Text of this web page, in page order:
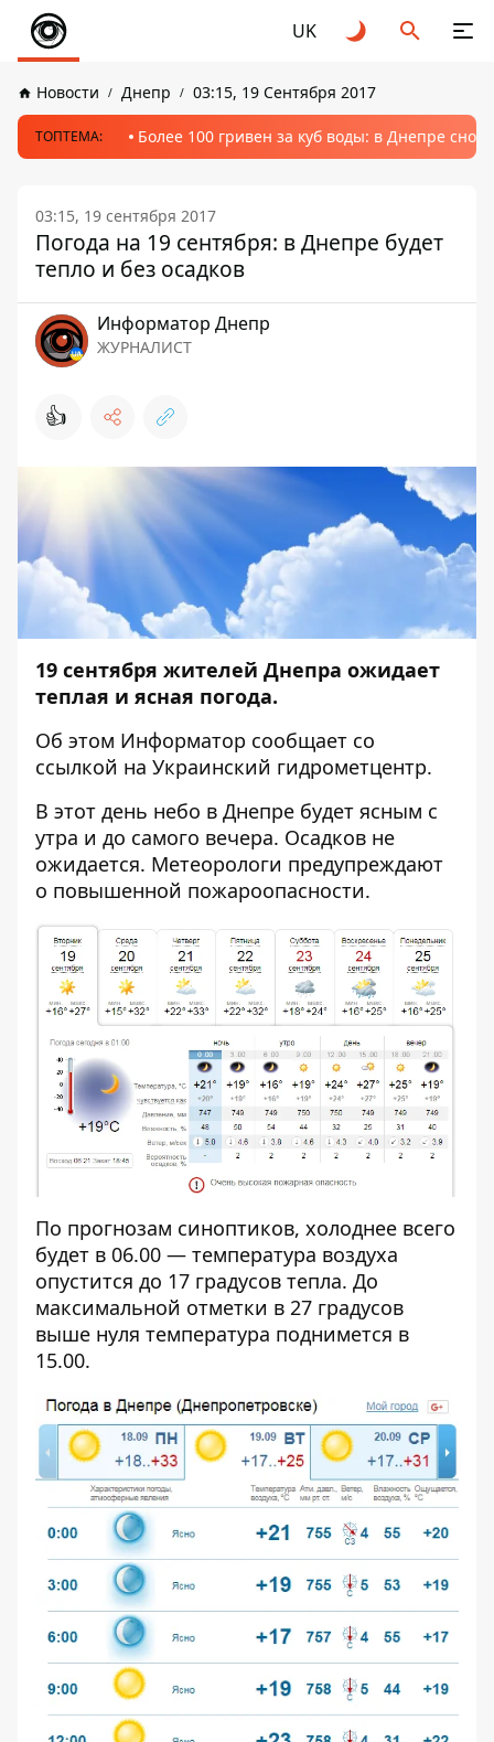
UK
Новости Днепр 03:15, 19 Сентября 2017
ТОПТЕМА: Более 100 гривен за куб воды: в Днепре
03:15, 19 сентября 2017
Погода на 19 сентября: в Днепре будет
тепло и без осадков
Информатор Днепр
ЖУРНАЛИСТ
👍
19 сентября жителей Днепра ожидает
теплая и ясная погода.
Об этом Информатор сообщает со
ссылкой на Украинский гидрометцентр.
В этот день небо в Днепре будет ясным с
утра и до самого вечера. Осадков не
ожидается. Метеорологи предупреждают
о повышенной пожароопасности.
По прогнозам синоптиков, холоднее всего
будет в 06.00 — температура воздуха
опустится до 17 градусов тепла. До
максимальной отметки в 27 градусов
выше нуля температура поднимется в
15.00.